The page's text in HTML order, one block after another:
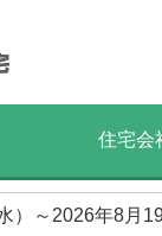
住宅会
）～2026年8月